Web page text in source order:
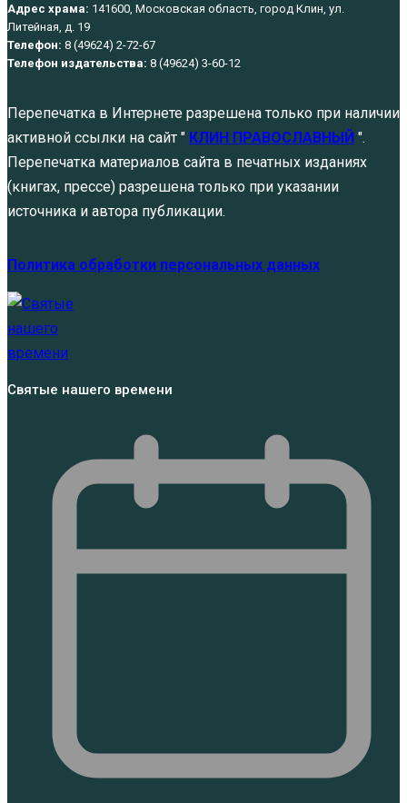
Адрес храма: 141600, Московская область, город Клин, ул.
Литейная, д. 19
Телефон: 8 (49624) 2-72-67
Телефон издательства: 8 (49624) 3-60-12
Перепечатка в Интернете разрешена только при наличии
активной ссылки на сайт " КЛИН ПРАВОСЛАВНЫЙ ".
Перепечатка материалов сайта в печатных изданиях
(книгах, прессе) разрешена только при указании
источника и автора публикации.
Политика обработки персональных данных
Святые нашего времени